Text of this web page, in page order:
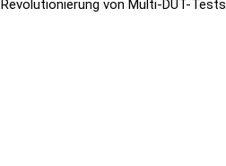
Revolutionierung von Multi-DUT-Tests